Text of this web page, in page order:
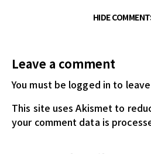
HIDE
Leave a comment
You must be logged in to
This site uses Akismet to
your comment data is